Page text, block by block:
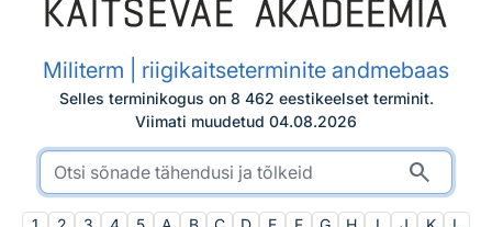
Militerm | riigikaitseterminite andmebaas
Selles terminikogus on 8 462 eestikeelset terminit.
Viimati muudetud 04.08.2026
search